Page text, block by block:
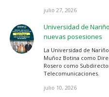
julio 27, 2026
Universidad de
nuevas posesiones
La Universidad de
Muñoz Botina como
Rosero como
Telecomunicaciones.
julio 10, 2026